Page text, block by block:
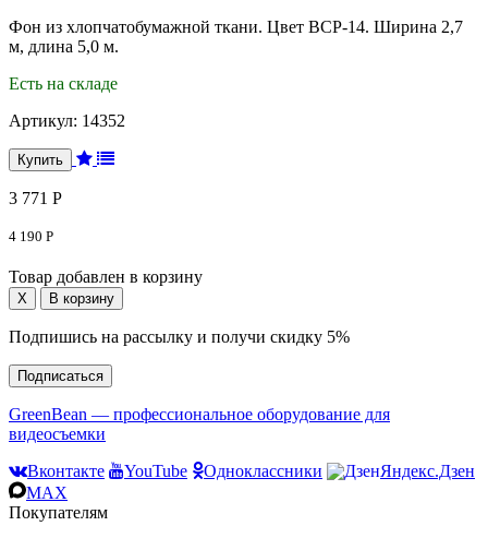
Фон из хлопчатобумажной ткани. Цвет BCP-14. Ширина 2,7
м, длина 5,0 м.
Есть на складе
Артикул: 14352
3 771 Р
4 190 Р
Товар добавлен в корзину
Подпишись на рассылку и получи скидку 5%
Подписаться
GreenBean — профессиональное оборудование для
видеосъемки
Вконтакте
YouTube Одноклассники
Яндекс.Дзен
MAX
Покупателям